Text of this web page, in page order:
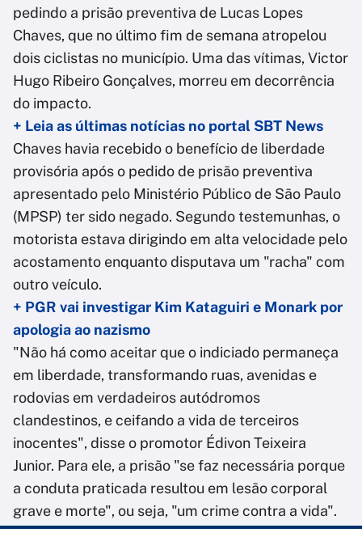
pedindo a prisão preventiva de Lucas Lopes
Chaves, que no último fim de semana atropelou
dois ciclistas no município. Uma das vítimas, Victor
Hugo Ribeiro Gonçalves, morreu em decorrência
do impacto.
+ Leia as últimas notícias no portal SBT News
Chaves havia recebido o benefício de liberdade
provisória após o pedido de prisão preventiva
apresentado pelo Ministério Público de São Paulo
(MPSP) ter sido negado. Segundo testemunhas, o
motorista estava dirigindo em alta velocidade pelo
acostamento enquanto disputava um "racha" com
outro veículo.
+ PGR vai investigar Kim Kataguiri e Monark por
apologia ao nazismo
"Não há como aceitar que o indiciado permaneça
em liberdade, transformando ruas, avenidas e
rodovias em verdadeiros autódromos
clandestinos, e ceifando a vida de terceiros
inocentes", disse o promotor Édivon Teixeira
Junior. Para ele, a prisão "se faz necessária porque
a conduta praticada resultou em lesão corporal
grave e morte", ou seja, "um crime contra a vida".